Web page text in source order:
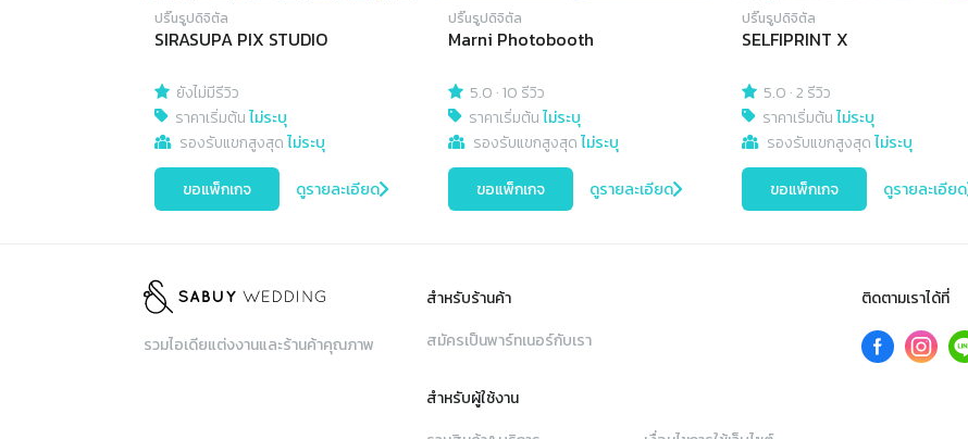
ปริ๊นรูปดิจิตัล
SIRASUPA PIX STUDIO
ยังไม่มีรีวิว
ราคาเริ่มต้นไม่ระบุ
รองรับแขกสูงสุดไม่ระบุ
ขอแพ็กเกจ ดูรายละเอียด
ปริ๊นรูปดิจิตัล
Marni Photobooth
5.0 ·10 รีวิว
ราคาเริ่มต้นไม่ระบุ
รองรับแขกสูงสุดไม่ระบุ
ขอแพ็กเกจ ดูรายละเอียด
ปริ๊นรูปดิจิตัล
SELFIPRINT X
5.0 ·2 รีวิว
ราคาเริ่มต้นไม่ระบุ
รองรับแขกสูงสุดไม่ระบุ
ขอแพ็กเกจ ดูรายละเอียด
รวมไอเดียแต่งงานและร้านค้าคุณภาพ
สำหรับร้านค้า
สมัครเป็นพาร์ทเนอร์กับเรา
สำหรับผู้ใช้งาน
ติดตามเราได้ที่